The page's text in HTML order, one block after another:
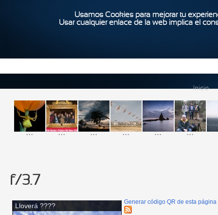
Usamos Cookies para mejorar tu
Usar cualquier enlace de la web implica el
Inicio
... ... ... ... ... ...
f/3.7
Lloverá ???? Generar código QR de esta página